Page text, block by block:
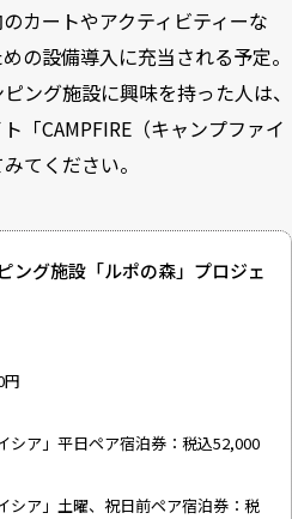
カートやアクティビティーな
の設備導入に充当される予定。
ング施設に興味を持った人は、
「CAMPFIRE（キャンプファイ
てください。
ング施設「ルポの森」プロジェ
円
シア」平日ペア宿泊券：税込52,000
シア」土曜、祝日前ペア宿泊券：税